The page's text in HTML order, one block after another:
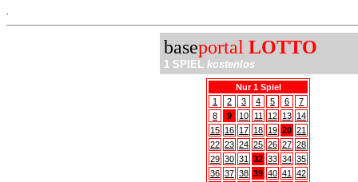
baseportal LOTTO
1 SPIEL kostenlos
Nur 1 Spiel
1
2 3 4 5 6
7
8
9 10 11 12 13 14
15 16 17 18 19 20 21
22 23 24 25 26 27 28
29 30 31 32 33 34 35
36 37 38 39 40 41
42